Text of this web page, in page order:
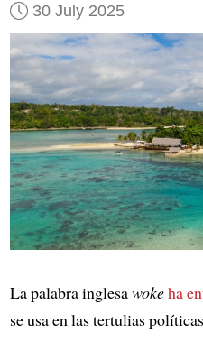
30 July 2025
La palabra inglesawokeha
se usa en las tertulias